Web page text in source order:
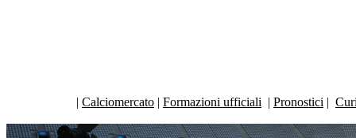
| Calciomercato | Formazioni ufficiali | Pronostici |